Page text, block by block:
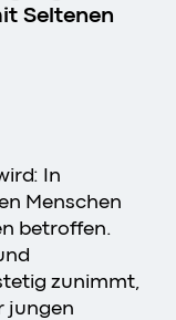
Seltenen
In
Menschen
betroffen.
zunimmt,
jungen